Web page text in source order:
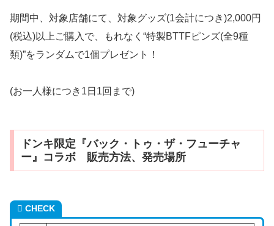
期間中、対象店舗にて、対象グッズ(1会計につき)2,000円
(税込)以上ご購入で、もれなく“特製BTTFピンズ(全9種
類)”をランダムで1個プレゼント！
(お一人様につき1日1回まで)
ドンキ限定『バック・トゥ・ザ・フューチャ
ー』コラボ 販売方法、発売場所
CHECK